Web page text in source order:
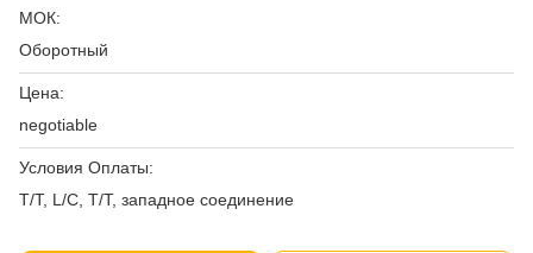
МОК:
Оборотный
Цена:
negotiable
Условия Оплаты:
T/T, L/C, T/T, западное соединение